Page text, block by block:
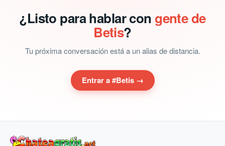
¿Listo para hablar con gente de
Betis?
Tu próxima conversación está a un alias de distancia.
Entrar a #Betis →